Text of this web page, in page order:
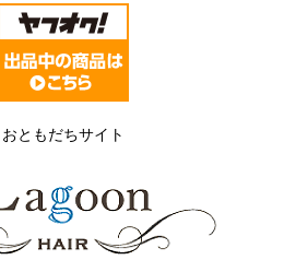
おともだちサイト